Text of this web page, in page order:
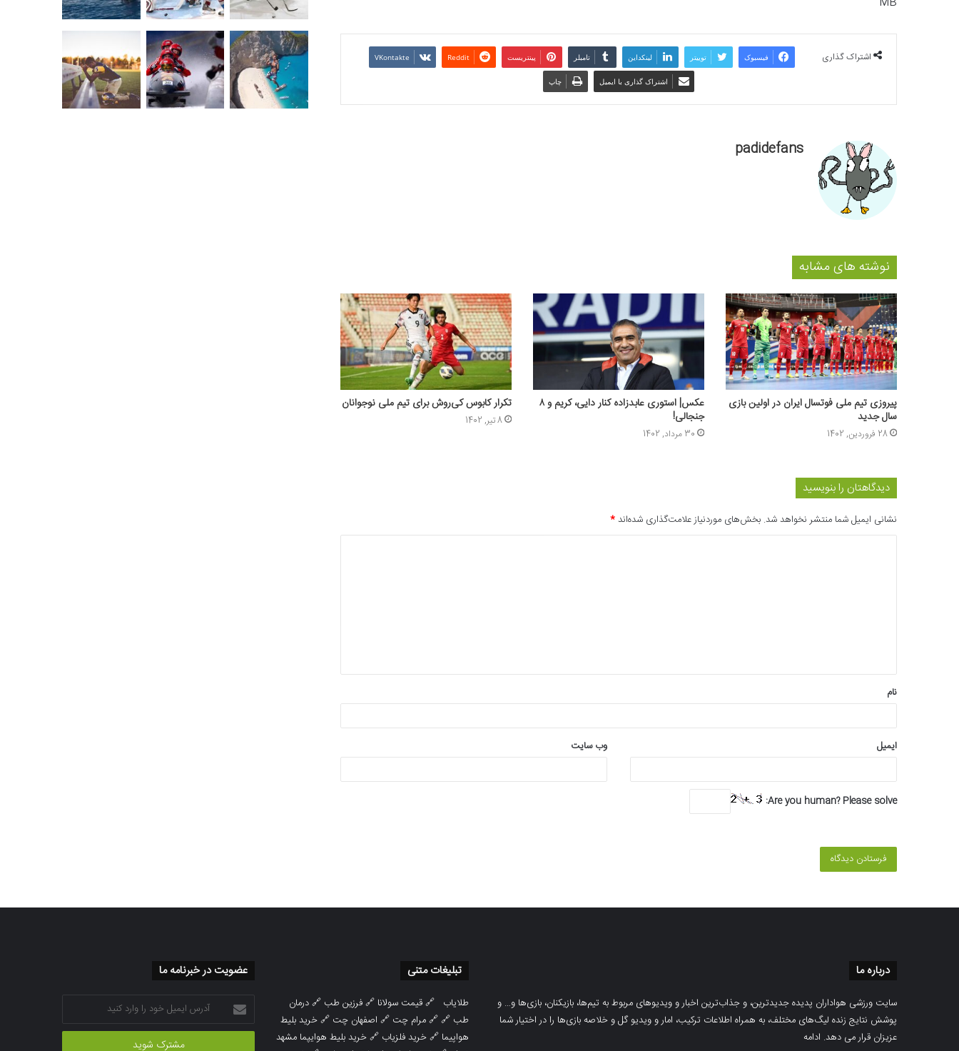
اشتراک گذاری فیسبوک توییتر لینکداین تامبلر پینتریست Reddit
VKontakte
اشتراک گذاری با ایمیل چاپ
padidefans
نوشته های مشابه
پیروزی تیم ملی فوتسال ایران در اولین بازی
سال جدید
28 فروردین, 1402
عکس‌| استوری عابدزاده کنار دایی، کریم و ۸
جنجالی!
30 مرداد, 1402
تکرار کابوس کی‌روش برای تیم ملی نوجوانان
8 تیر, 1402
دیدگاهتان را بنویسید
نشانی ایمیل شما منتشر نخواهد شد. بخش‌های موردنیاز علامت‌گذاری شده‌اند*
*
نام
ایمیل وب‌ سایت
Are you human? Please solve:
درباره ما
سایت ورزشی هواداران پدیده جدیدترین، و جذاب‌ترین اخبار و ویدیوهای مربوط به تیم‌ها، بازیکنان، بازی‌ها و… و
پوشش نتایج زنده لیگ‌های مختلف، به همراه اطلاعات ترکیب، امار و ویدیو‌‌ گل‌ و خلاصه بازی‌ها را در اختیار شما
عزیزان قرار می دهد. ادامه
تبلیغات متنی
طلایاب 🔗قیمت سولانا 🔗فرزین طب 🔗درمان
طب 🔗 🔗مرام چت 🔗 اصفهان چت 🔗خرید بلیط
هواپیما 🔗خرید فلزیاب 🔗خرید بلیط هوایپما مشهد
عضویت در خبرنامه ما
آدرس
ایمیل
خود